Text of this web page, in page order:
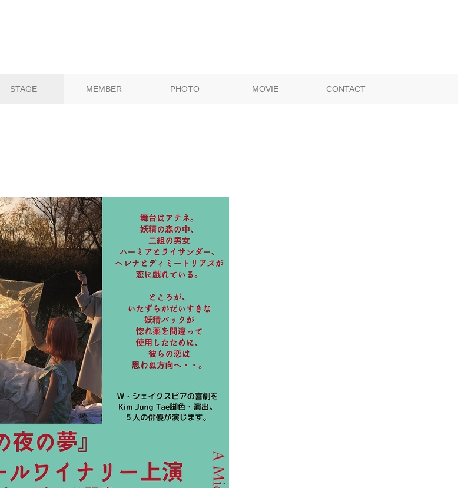
STAGE MEMBER PHOTO MOVIE CONTACT